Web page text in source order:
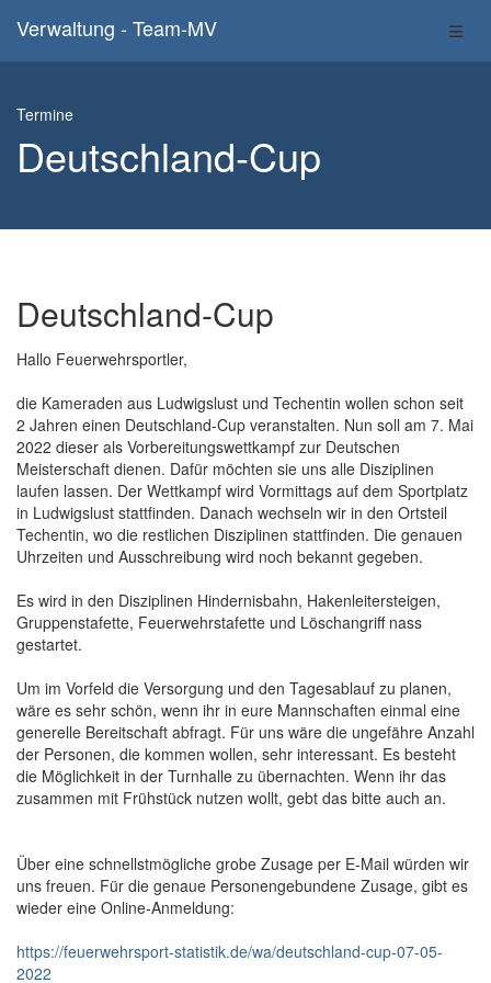
Verwaltung - Team-MV
Termine
Deutschland-Cup
Deutschland-Cup
Hallo Feuerwehrsportler,
die Kameraden aus Ludwigslust und Techentin wollen schon seit
2 Jahren einen Deutschland-Cup veranstalten. Nun soll am 7. Mai
2022 dieser als Vorbereitungswettkampf zur Deutschen
Meisterschaft dienen. Dafür möchten sie uns alle Disziplinen
laufen lassen. Der Wettkampf wird Vormittags auf dem Sportplatz
in Ludwigslust stattfinden. Danach wechseln wir in den Ortsteil
Techentin, wo die restlichen Disziplinen stattfinden. Die genauen
Uhrzeiten und Ausschreibung wird noch bekannt gegeben.
Es wird in den Disziplinen Hindernisbahn, Hakenleitersteigen,
Gruppenstafette, Feuerwehrstafette und Löschangriff nass
gestartet.
Um im Vorfeld die Versorgung und den Tagesablauf zu planen,
wäre es sehr schön, wenn ihr in eure Mannschaften einmal eine
generelle Bereitschaft abfragt. Für uns wäre die ungefähre Anzahl
der Personen, die kommen wollen, sehr interessant. Es besteht
die Möglichkeit in der Turnhalle zu übernachten. Wenn ihr das
zusammen mit Frühstück nutzen wollt, gebt das bitte auch an.
Über eine schnellstmögliche grobe Zusage per E-Mail würden wir
uns freuen. Für die genaue Personengebundene Zusage, gibt es
wieder eine Online-Anmeldung:
https://feuerwehrsport-statistik.de/wa/deutschland-cup-07-05-
2022